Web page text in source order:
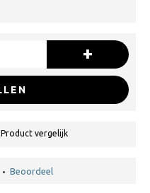
+
Product vergelijk
• Beoordeel